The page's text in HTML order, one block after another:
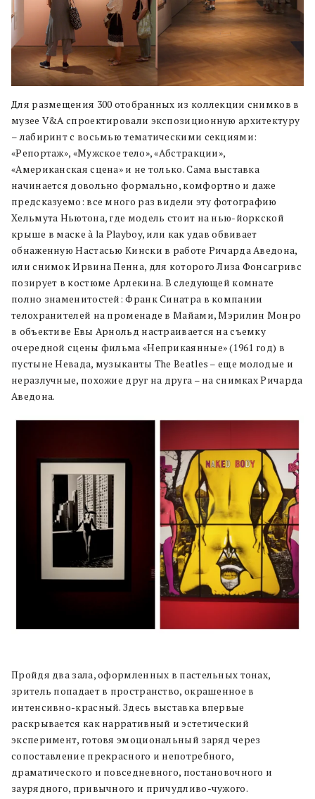
Для размещения 300 отобранных из коллекции снимков в
музее V&A спроектировали экспозиционную архитектуру
– лабиринт с восьмью тематическими секциями:
«Репортаж», «Мужское тело», «Абстракции»,
«Американская сцена» и не только. Сама выставка
начинается довольно формально, комфортно и даже
предсказуемо: все много раз видели эту фотографию
Хельмута Ньютона, где модель стоит на нью-йоркской
крыше в маске à la Playboy, или как удав обвивает
обнаженную Настасью Кински в работе Ричарда Аведона,
или снимок Ирвина Пенна, для которого Лиза Фонсагривс
позирует в костюме Арлекина. В следующей комнате
полно знаменитостей: Франк Синатра в компании
телохранителей на променаде в Майами, Мэрилин Монро
в объективе Евы Арнольд настраивается на съемку
очередной сцены фильма «Неприкаянные» (1961 год) в
пустыне Невада, музыканты The Beatles – еще молодые и
неразлучные, похожие друг на друга – на снимках Ричарда
Аведона.
Пройдя два зала, оформленных в пастельных тонах,
зритель попадает в пространство, окрашенное в
интенсивно-красный. Здесь выставка впервые
раскрывается как нарративный и эстетический
эксперимент, готовя эмоциональный заряд через
сопоставление прекрасного и непотребного,
драматического и повседневного, постановочного и
заурядного, привычного и причудливо-чужого.